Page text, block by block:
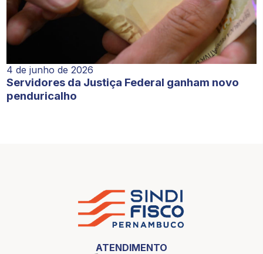
4 de junho de 2026
Servidores da Justiça Federal ganham novo
penduricalho
ATENDIMENTO